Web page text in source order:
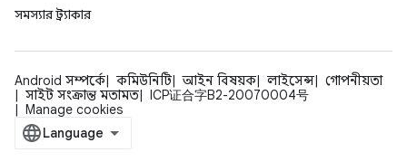
সমস্যার ট্র্যাকার
Android সম্পর্কে কমিউনিটি আইন বিষয়ক লাইসেন্স
গোপনীয়তা
সাইট সংক্রান্ত মতামত
ICP证合字B2-20070004号
Manage cookies